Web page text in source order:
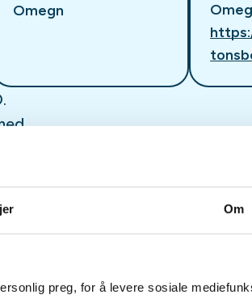
Om
preg, for å levere sosiale
Omegn
på
et